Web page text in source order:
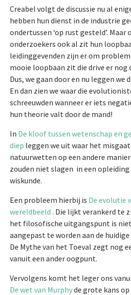
Creabel volgt de discussie nu al
hebben hun dienst in de industrie
ondertussen ‘op rust gesteld’.
onderzoekers ook al zit hun
leidinggevenden zijn er om
mooie loopbaan zit die drive er nog
Dus, we gaan door en nu leggen we
En dan zien we waar die
schreeuwden wanneer er iets
hun theorie valt door de mand!
In De kloof tussen wetenschap en
diep leggen we uit waar het
natuurwetten op een andere
zouden niet slagen in een
wiskunde.
Een probleem hierbij is De evolutie
wereldbeeld . Die lijkt verankerd te
het filosofische uitgangspunt is
aangepast te worden aan de huidige
De Mythe van het Toeval zegt nog
vanuit een ander oogpunt.
Vervolgens komt het leger ons
De wet van Murphyde grote kans